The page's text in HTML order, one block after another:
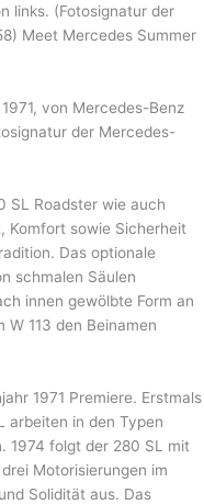
links. (Fotosignatur der
Meet Mercedes Summer
von Mercedes-Benz
der Mercedes-
SL Roadster wie auch
Komfort sowie Sicherheit
Das optionale
schmalen Säulen
innen gewölbte Form an
113 den Beinamen
1971 Premiere. Erstmals
arbeiten in den Typen
1974 folgt der 280 SL mit
Motorisierungen im
Solidität aus. Das